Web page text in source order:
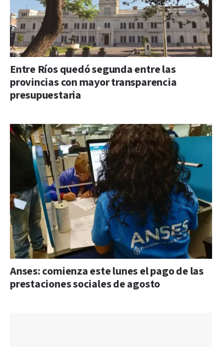
Entre Ríos quedó segunda entre las
provincias con mayor transparencia
presupuestaria
Anses: comienza este lunes el pago de las
prestaciones sociales de agosto